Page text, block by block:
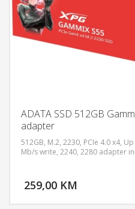
ADATA SSD 512GB
adapter
512GB, M.2, 2230, PCIe 4.0 x4,
Mb/s write, 2240, 2280 adapter
259,00 KM